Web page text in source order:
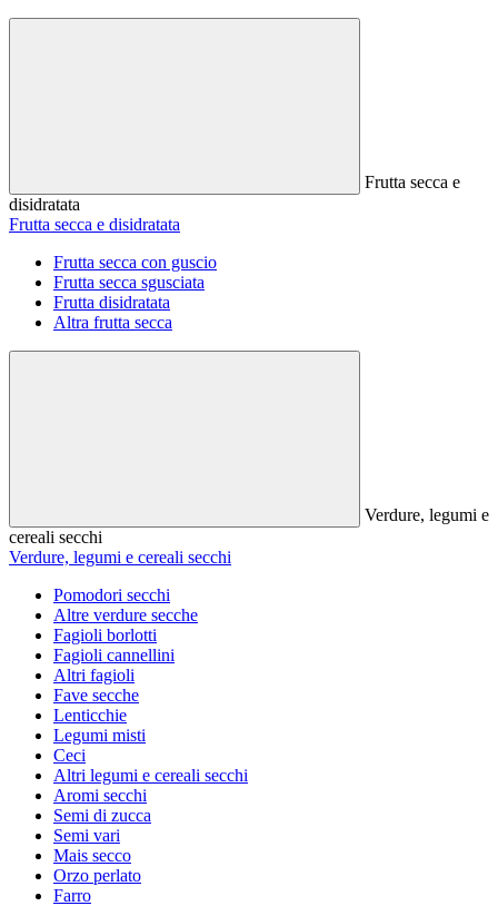
Frutta secca e
disidratata
Frutta secca e disidratata
Frutta secca con guscio
Frutta secca sgusciata
Frutta disidratata
Altra frutta secca
Verdure, legumi e
cereali secchi
Verdure, legumi e cereali secchi
Pomodori secchi
Altre verdure secche
Fagioli borlotti
Fagioli cannellini
Altri fagioli
Fave secche
Lenticchie
Legumi misti
Ceci
Altri legumi e cereali secchi
Aromi secchi
Semi di zucca
Semi vari
Mais secco
Orzo perlato
Farro